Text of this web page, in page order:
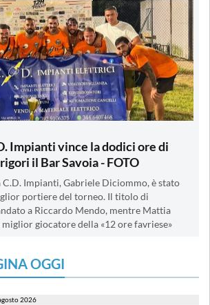
Impianti vince la dodici ore di
il Bar Savoia - FOTO
Impianti, Gabriele Diciommo, è stato
portiere del torneo. Il titolo di
a Riccardo Mendo, mentre Mattia
giocatore della «12 ore favriese»
OGGI
2026